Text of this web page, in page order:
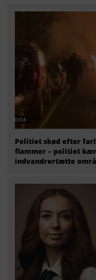
Politiet skød efter
flammer – politiet
indvandrertætte